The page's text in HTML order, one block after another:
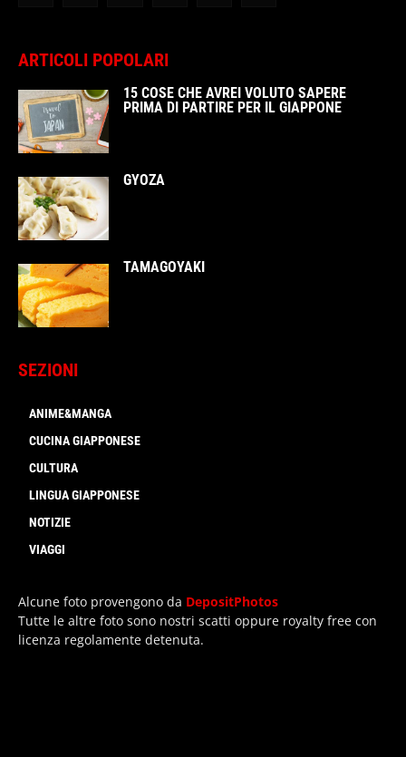
ARTICOLI POPOLARI
15 COSE CHE AVREI VOLUTO SAPERE
PRIMA DI PARTIRE PER IL GIAPPONE
GYOZA
TAMAGOYAKI
SEZIONI
ANIME&MANGA
CUCINA GIAPPONESE
CULTURA
LINGUA GIAPPONESE
NOTIZIE
VIAGGI
Alcune foto provengono da DepositPhotos
Tutte le altre foto sono nostri scatti oppure royalty free con
licenza regolamente detenuta.